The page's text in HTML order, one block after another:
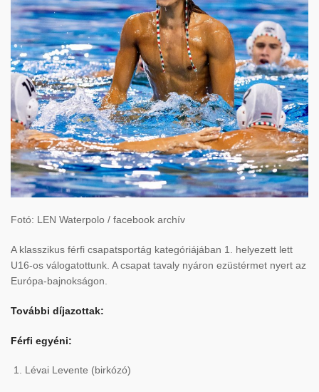
Fotó: LEN Waterpolo / facebook archív
A klasszikus férfi csapatsportág kategóriájában 1. helyezett lett
U16-os válogatottunk. A csapat tavaly nyáron ezüstérmet nyert az
Európa-bajnokságon.
További díjazottak:
Férfi egyéni:
Lévai Levente (birkózó)